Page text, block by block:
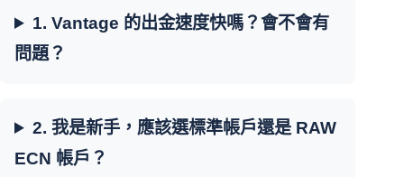
1. Vantage 的出金速度快嗎？會不會有
問題？
2. 我是新手，應該選標準帳戶還是 RAW
ECN 帳戶？